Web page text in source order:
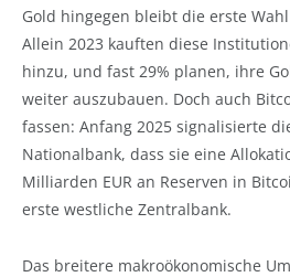
Gold hingegen bleibt die erste
Allein 2023 kauften diese
hinzu, und fast 29% planen, ihre
weiter auszubauen. Doch auch
fassen: Anfang 2025 signalisierte
Nationalbank, dass sie eine
Milliarden EUR an Reserven in
erste westliche Zentralbank.
Das breitere makroökonomische